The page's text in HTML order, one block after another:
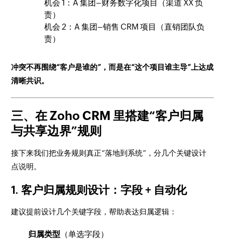
机会 1：A 集团–财务数字化项目（渠道 XX 负
责）
机会 2：A 集团–销售 CRM 项目（直销团队负
责）
冲突不再围绕“客户是谁的”，而是在“这个项目谁主导”上达成
清晰共识。
三、在 Zoho CRM 里搭建“客户归属
与共享边界”规则
接下来我们把业务规则真正“落地到系统”，分几个关键设计
点说明。
1. 客户归属规则设计：字段 + 自动化
建议提前设计几个关键字段，帮助表达归属逻辑：
归属类型 （单选字段）